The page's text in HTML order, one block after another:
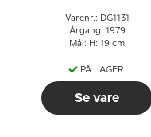
Varenr.: DG1131
Årgang: 1979
Mål: H: 19 cm
PÅ LAGER
Se vare